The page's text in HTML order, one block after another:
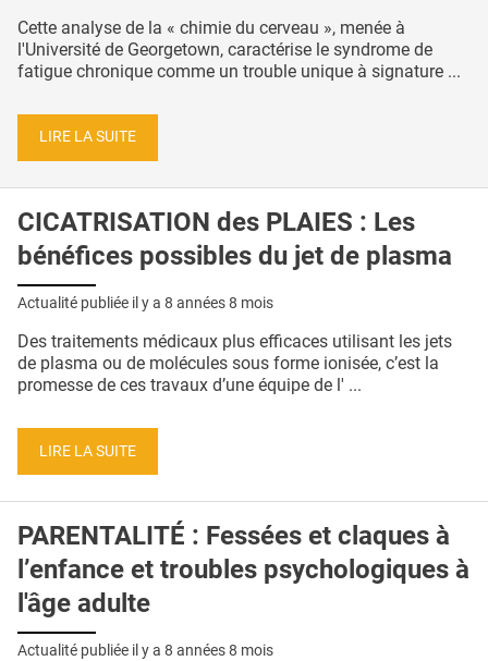
Cette analyse de la « chimie du cerveau », menée à
l'Université de Georgetown, caractérise le syndrome de
fatigue chronique comme un trouble unique à signature ...
LIRE LA SUITE
CICATRISATION des PLAIES : Les
bénéfices possibles du jet de plasma
Actualité publiée il y a 8 années 8 mois
Des traitements médicaux plus efficaces utilisant les jets
de plasma ou de molécules sous forme ionisée, c’est la
promesse de ces travaux d’une équipe de l' ...
LIRE LA SUITE
PARENTALITÉ : Fessées et claques à
l’enfance et troubles psychologiques à
l'âge adulte
Actualité publiée il y a 8 années 8 mois